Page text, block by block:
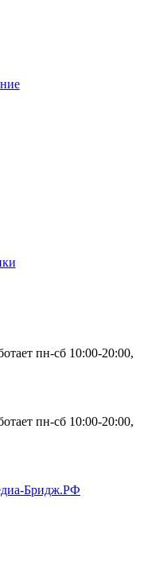
пн-сб 10:00-20:00,
пн-сб 10:00-20:00,
Бридж.РФ